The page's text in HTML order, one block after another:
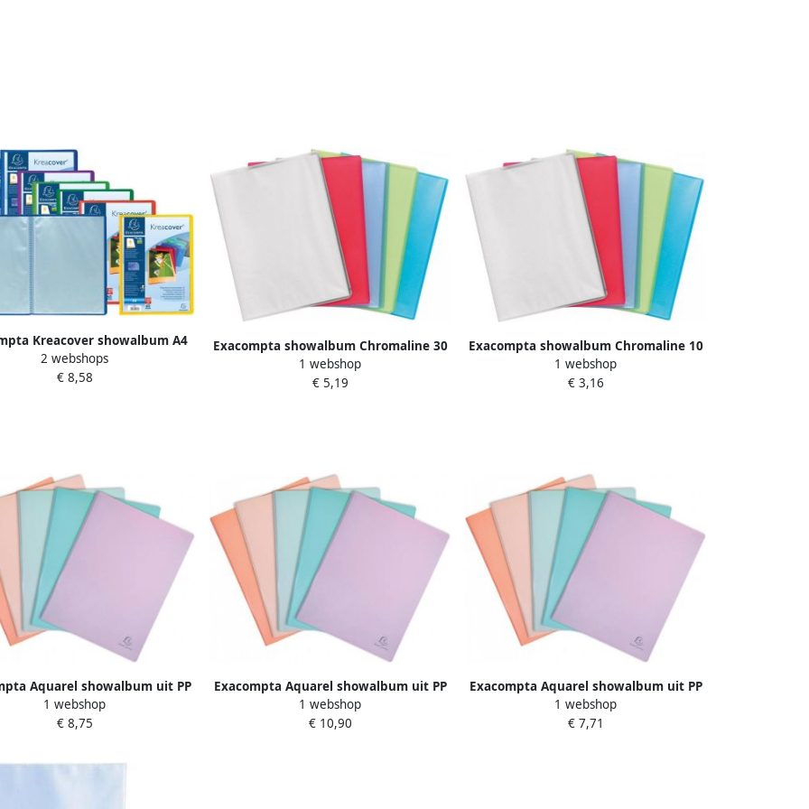
Kreacover showalbum A4
60 tassen
2 webshops
€ 8,58
Exacompta showalbum Chromaline 30
tassen
1 webshop
€ 5,19
Exacompta showalbum Chromaline 10
tassen
1 webshop
€ 3,16
Aquarel showalbum uit PP
500 mm met 40 tassen in
geassorteerde kleuren
1 webshop
€ 8,75
Exacompta Aquarel showalbum uit PP
van 500 mm met 60 tassen in
geassorteerde kleuren
1 webshop
€ 10,90
Exacompta Aquarel showalbum uit PP
van 500 mm met 30 tassen in
geassorteerde kleuren
1 webshop
€ 7,71